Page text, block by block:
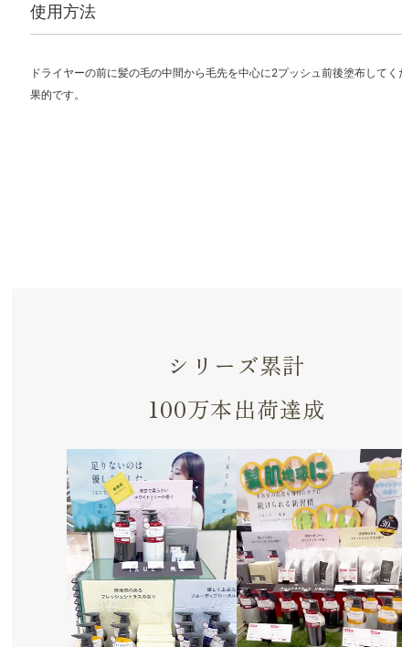
使用方法
ドライヤーの前に髪の毛の中間から毛先を中心に2プッシュ前後塗布して
果的です。
シリーズ累計
100万本出荷達成